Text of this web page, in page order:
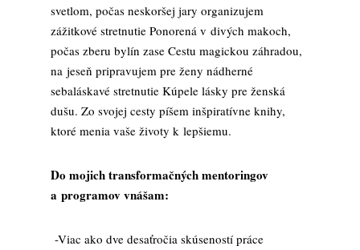
svetlom, počas neskoršej jary organizujem
zážitkové stretnutie Ponorená v divých makoch,
počas zberu bylín zase Cestu magickou záhradou,
na jeseň pripravujem pre ženy nádherné
sebaláskavé stretnutie Kúpele lásky pre ženská
dušu. Zo svojej cesty píšem inšpiratívne knihy,
ktoré menia vaše životy k lepšiemu.
Do mojich transformačných mentoringov
a programov vnášam:
-Viac ako dve desaťročia skúseností práce